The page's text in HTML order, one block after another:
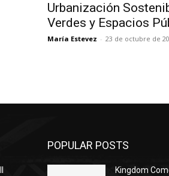
Urbanización
Verdes y Espacios
María Estevez - 23 de octubre de
POPULAR POSTS
Kingdom